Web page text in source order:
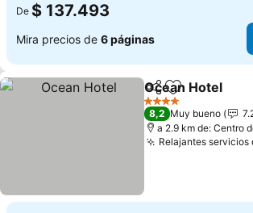
De $ 137.493
Mira precios de 6 páginas
CompartirAgregar a
Ocean Hotel
4 Estrellas
8,2 Muy bueno
a 2.9 km de: Centro
Relajantes servicios